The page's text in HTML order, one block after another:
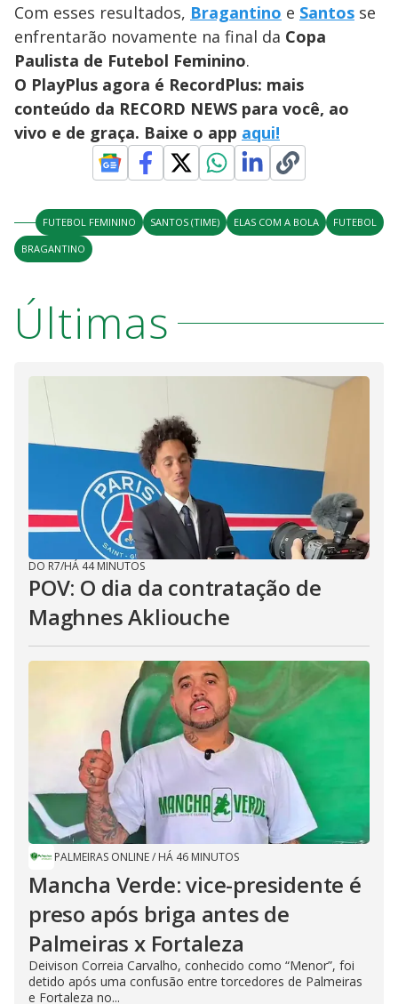
Com esses resultados, Bragantino e Santos se
enfrentarão novamente na final da Copa
Paulista de Futebol Feminino.
O PlayPlus agora é RecordPlus: mais
conteúdo da RECORD NEWS para você, ao
vivo e de graça. Baixe o app aqui!
FUTEBOL FEMININO SANTOS (TIME) ELAS COM A BOLA
FUTEBOL
BRAGANTINO
Últimas
DO R7/HÁ 44 MINUTOS
POV: O dia da contratação de
Maghnes Akliouche
PALMEIRAS ONLINE/ HÁ 46 MINUTOS
Mancha Verde: vice-presidente é
preso após briga antes de
Palmeiras x Fortaleza
Deivison Correia Carvalho, conhecido como “Menor”, foi
detido após uma confusão entre torcedores de Palmeiras
e Fortaleza no...